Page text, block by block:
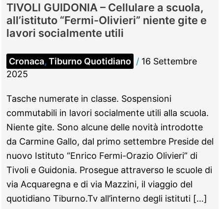
TIVOLI GUIDONIA – Cellulare a scuola,
all’istituto “Fermi-Olivieri” niente gite e
lavori socialmente utili
Cronaca, Tiburno Quotidiano / 16 Settembre
2025
Tasche numerate in classe. Sospensioni
commutabili in lavori socialmente utili alla scuola.
Niente gite. Sono alcune delle novità introdotte
da Carmine Gallo, dal primo settembre Preside del
nuovo Istituto “Enrico Fermi-Orazio Olivieri” di
Tivoli e Guidonia. Prosegue attraverso le scuole di
via Acquaregna e di via Mazzini, il viaggio del
quotidiano Tiburno.Tv all’interno degli istituti […]